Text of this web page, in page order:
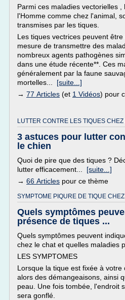
Parmi ces maladies vectorielles
l'Homme comme chez l'animal,
transmises par les tiques.
Les tiques vectrices peuvent
mesure de transmettre des
nombreux agents pathogènes
dans une étude récente**. Ces
généralement par la faune
mortelles... [suite...]
→ 77 Articles (et 1 Vidéos) pour
LUTTER CONTRE LES TIQUES
3 astuces pour lutter
le chien
Quoi de pire que des tiques ?
lutter efficacement... [suite...]
→ 66 Articles pour ce thème
SYMPTOME PIQURE DE TIQUE
Quels symptômes
présence de tiques ...
Quels symptômes peuvent
chez le chat et quelles maladies
LES SYMPTOMES
Lorsque la tique est fixée à
alors des démangeaisons, ainsi
peau. Une fois tombée, l'endroit
sera gonflé.